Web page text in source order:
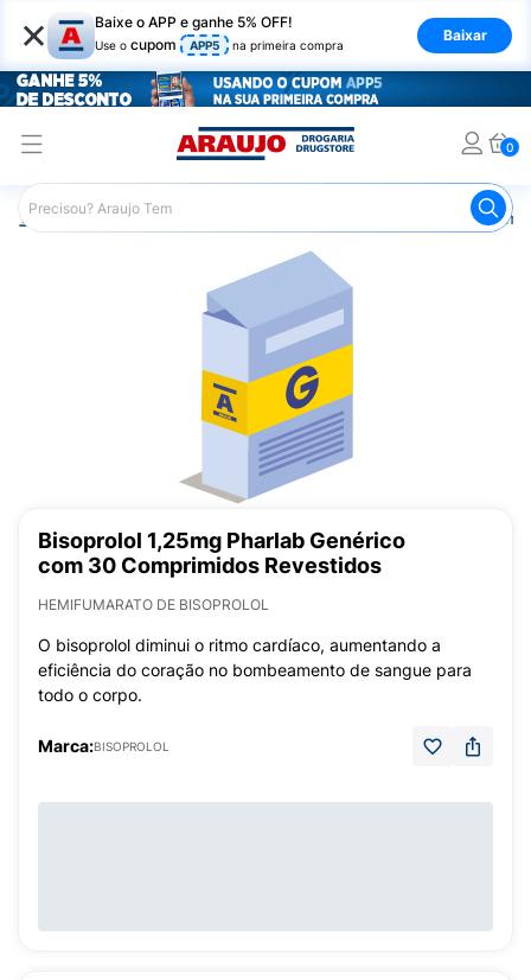
× Baixe o APP e ganhe 5% OFF!
Use o cupom APP5 na primeira compra
Baixar
0
Araujo Medicamentos
Bisoprolol 1,25mg Pharlab Genérico
com 30 Comprimidos Revestidos
HEMIFUMARATO DE BISOPROLOL
O bisoprolol diminui o ritmo cardíaco, aumentando a
eficiência do coração no bombeamento de sangue para
todo o corpo.
Marca:BISOPROLOL